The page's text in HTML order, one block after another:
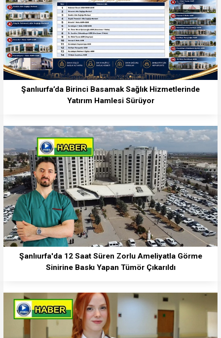
Şanlıurfa’da Birinci Basamak Sağlık Hizmetlerinde
Yatırım Hamlesi Sürüyor
Şanlıurfa'da 12 Saat Süren Zorlu Ameliyatla Görme
Sinirine Baskı Yapan Tümör Çıkarıldı